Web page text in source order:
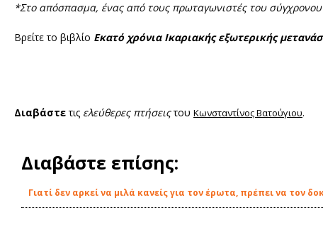
*Στο απόσπασμα, ένας από τους πρωταγωνιστές του
Βρείτε το βιβλίο Εκατό χρόνια Ικαριακής εξωτερικής
Διαβάστετις ελεύθερες πτήσειςτου Κωνσταντίνος Βατούγιου.
Διαβάστε επίσης:
Γιατί δεν αρκεί να μιλά κανείς για τον έρωτα, πρέπει να τον